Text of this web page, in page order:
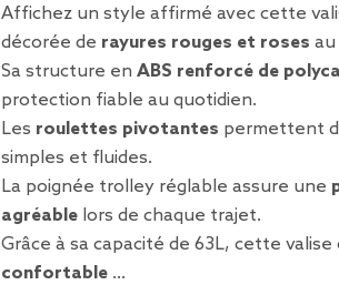
Affichez un style affirmé avec cette
décorée de rayures rouges et roses au
Sa structure en ABS renforcé de
protection fiable au quotidien.
Les roulettes pivotantes permettent
simples et fluides.
La poignée trolley réglable assure une
agréable lors de chaque trajet.
Grâce à sa capacité de 63L, cette
confortable …